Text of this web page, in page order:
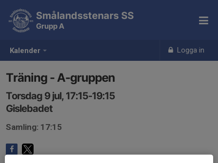
Kalender Logga in
Smålandsstenars SS
Grupp A
Träning - A-gruppen
Torsdag 9 jul, 17:15-19:15
Gislebadet
Samling: 17:15